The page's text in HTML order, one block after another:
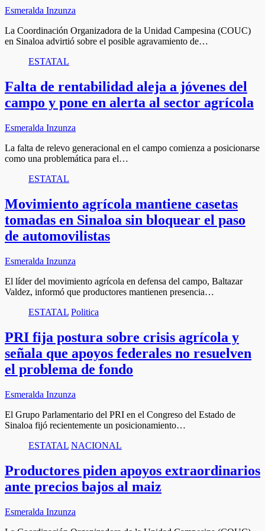
Esmeralda Inzunza
La Coordinación Organizadora de la Unidad Campesina (COUC)
en Sinaloa advirtió sobre el posible agravamiento de…
ESTATAL
Falta de rentabilidad aleja a jóvenes del
campo y pone en alerta al sector agrícola
Esmeralda Inzunza
La falta de relevo generacional en el campo comienza a posicionarse
como una problemática para el…
ESTATAL
Movimiento agrícola mantiene casetas
tomadas en Sinaloa sin bloquear el paso
de automovilistas
Esmeralda Inzunza
El líder del movimiento agrícola en defensa del campo, Baltazar
Valdez, informó que productores mantienen presencia…
ESTATAL Politica
PRI fija postura sobre crisis agrícola y
señala que apoyos federales no resuelven
el problema de fondo
Esmeralda Inzunza
El Grupo Parlamentario del PRI en el Congreso del Estado de
Sinaloa fijó recientemente un posicionamiento…
ESTATAL NACIONAL
Productores piden apoyos extraordinarios
ante precios bajos al maiz
Esmeralda Inzunza